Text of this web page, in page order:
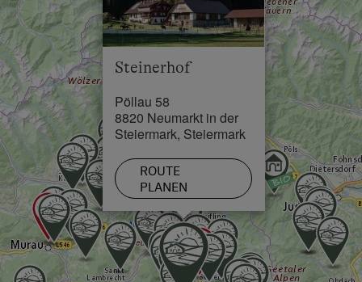
Schwimmbad in 5 km
See / Teich in 5 km
Skilift in 15 km
Loipe in 15 km
Steinerhof
Pöllau 58
8820 Neumarkt in der
Steiermark, Steiermark
ROUTE
PLANEN